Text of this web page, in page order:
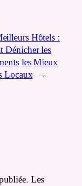
Hôtels :
Dénicher les
les Mieux
Locaux
→
Les